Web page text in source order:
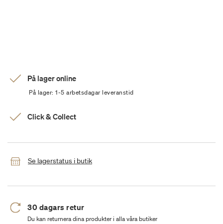
På lager online
På lager: 1-5 arbetsdagar leveranstid
Click & Collect
Se lagerstatus i butik
30 dagars retur
Du kan returnera dina produkter i alla våra butiker